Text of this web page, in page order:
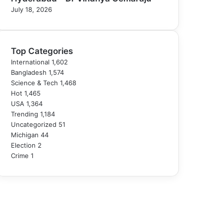
July 18, 2026
Top Categories
International 1,602
Bangladesh 1,574
Science & Tech 1,468
Hot 1,465
USA 1,364
Trending 1,184
Uncategorized 51
Michigan 44
Election 2
Crime 1